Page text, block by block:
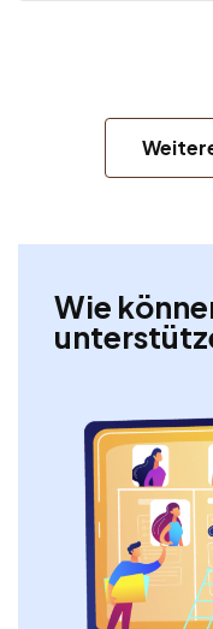
Wie